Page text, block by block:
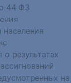
44 ФЗ
результатах
на